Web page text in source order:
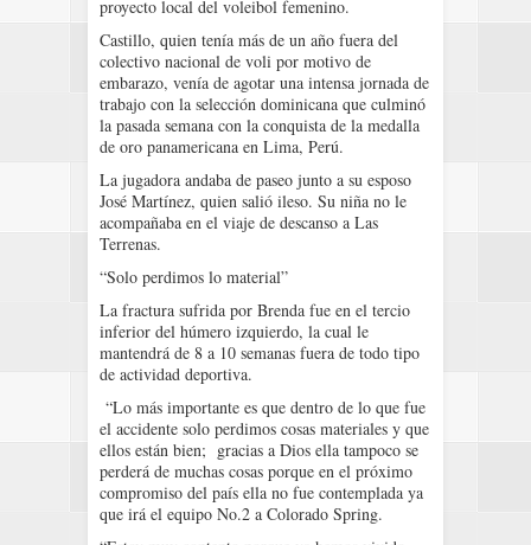
proyecto local del voleibol femenino.
Castillo, quien tenía más de un año fuera del
colectivo nacional de voli por motivo de
embarazo, venía de agotar una intensa jornada de
trabajo con la selección dominicana que culminó
la pasada semana con la conquista de la medalla
de oro panamericana en Lima, Perú.
La jugadora andaba de paseo junto a su esposo
José Martínez, quien salió ileso. Su niña no le
acompañaba en el viaje de descanso a Las
Terrenas.
“Solo perdimos lo material”
La fractura sufrida por Brenda fue en el tercio
inferior del húmero izquierdo, la cual le
mantendrá de 8 a 10 semanas fuera de todo tipo
de actividad deportiva.
“Lo más importante es que dentro de lo que fue
el accidente solo perdimos cosas materiales y que
ellos están bien; gracias a Dios ella tampoco se
perderá de muchas cosas porque en el próximo
compromiso del país ella no fue contemplada ya
que irá el equipo No.2 a Colorado Spring.